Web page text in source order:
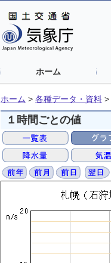
ホーム
ホーム > 各種データ・資料 >
１時間ごとの値